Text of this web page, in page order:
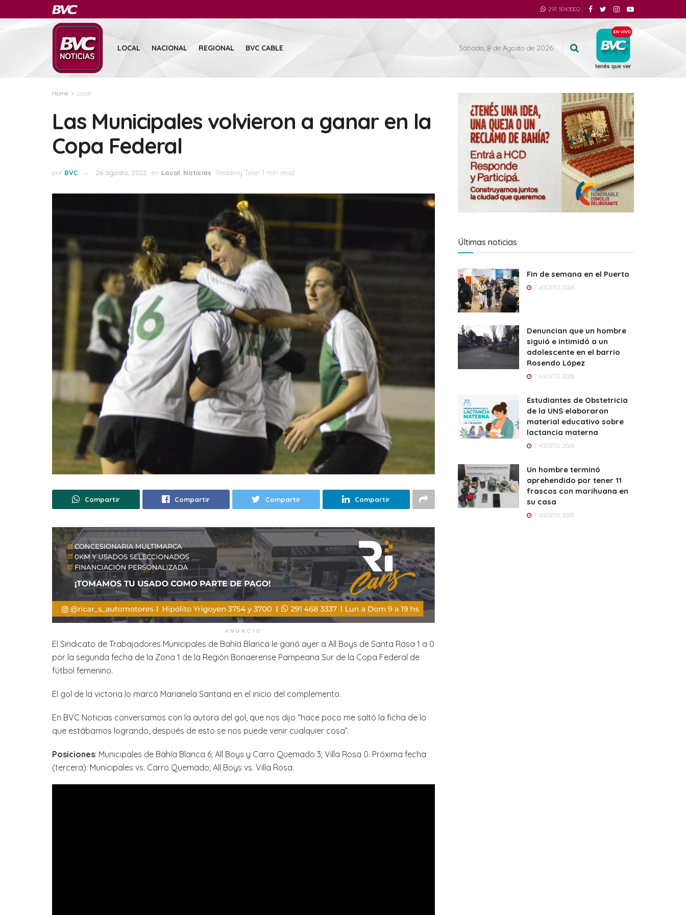
291 5043002
LOCAL NACIONAL REGIONAL BVC CABLE Sábado, 8 de Agosto de 2026
Home Local
Las Municipales volvieron a ganar en la
Copa Federal
por BVC 26 agosto, 2022 en Local Noticias Reading Time: 1 min read
Compartir Compartir Compartir Compartir
ANUNCIO
El Sindicato de Trabajadores Municipales de Bahía Blanca le ganó ayer a All Boys de Santa Rosa 1 a 0
por la segunda fecha de la Zona 1 de la Región Bonaerense Pampeana Sur de la Copa Federal de
fútbol femenino.
El gol de la victoria lo marcó Marianela Santana en el inicio del complemento.
En BVC Noticias conversamos con la autora del gol, que nos dijo “hace poco me saltó la ficha de lo
que estábamos logrando, después de esto se nos puede venir cualquier cosa”.
Posiciones: Municipales de Bahía Blanca 6; All Boys y Carro Quemado 3; Villa Rosa 0. Próxima fecha
(tercera): Municipales vs. Carro Quemado; All Boys vs. Villa Rosa.
Últimas noticias
Fin de semana en el Puerto
7 AGOSTO, 2026
Denuncian que un hombre
siguió e intimidó a un
adolescente en el barrio
Rosendo López
7 AGOSTO, 2026
Estudiantes de Obstetricia
de la UNS elaboraron
material educativo sobre
lactancia materna
7 AGOSTO, 2026
Un hombre terminó
aprehendido por tener 11
frascos con marihuana en
su casa
7 AGOSTO, 2026